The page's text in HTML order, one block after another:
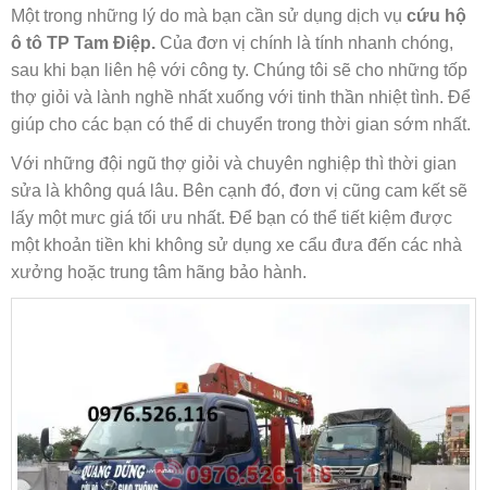
Một trong những lý do mà bạn cần sử dụng dịch vụ cứu hộ
ô tô TP Tam Điệp.Của đơn vị chính là tính nhanh chóng,
sau khi bạn liên hệ với công ty. Chúng tôi sẽ cho những tốp
thợ giỏi và lành nghề nhất xuống với tinh thần nhiệt tình. Để
giúp cho các bạn có thể di chuyển trong thời gian sớm nhất.
Với những đội ngũ thợ giỏi và chuyên nghiệp thì thời gian
sửa là không quá lâu. Bên cạnh đó, đơn vị cũng cam kết sẽ
lấy một mưc giá tối ưu nhất. Để bạn có thể tiết kiệm được
một khoản tiền khi không sử dụng xe cẩu đưa đến các nhà
xưởng hoặc trung tâm hãng bảo hành.